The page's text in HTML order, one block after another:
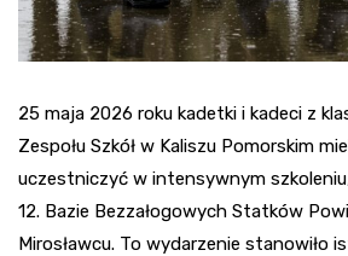
25 maja 2026 roku kadetki i kadeci z
Zespołu Szkół w Kaliszu Pomorskim
uczestniczyć w intensywnym
12. Bazie Bezzałogowych Statków
Mirosławcu. To wydarzenie stanowiło